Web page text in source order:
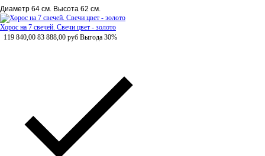
Диаметр 64 см. Высота 62 см.
Хорос на 7 свечей. Свечи цвет - золото
119 840,00 83 888,00 руб Выгода 30%